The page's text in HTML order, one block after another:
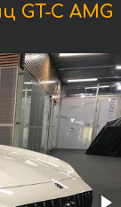
GT-C AMG